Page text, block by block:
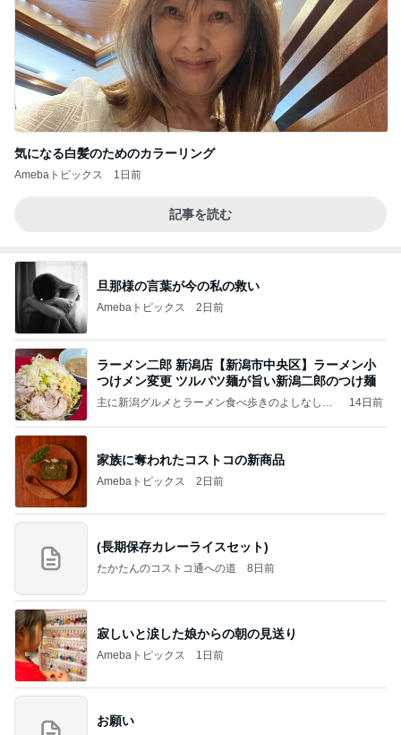
気になる白髪のためのカラーリング
Amebaトピックス 1日前
記事を読む
旦那様の言葉が今の私の救い
Amebaトピックス 2日前
ラーメン二郎 新潟店【新潟市中央区】ラーメン小
つけメン変更 ツルパツ麺が旨い新潟二郎のつけ麺
主に新潟グルメとラーメン食べ歩きのよしなしご
14日前
家族に奪われたコストコの新商品
Amebaトピックス 2日前
(長期保存カレーライスセット)
たかたんのコストコ通への道 8日前
寂しいと涙した娘からの朝の見送り
Amebaトピックス 1日前
お願い